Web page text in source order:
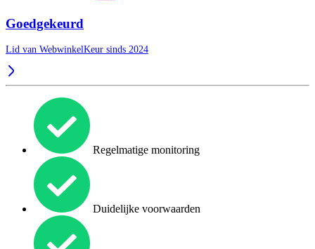
Goedgekeurd
Lid van WebwinkelKeur sinds 2024
Regelmatige monitoring
Duidelijke voorwaarden